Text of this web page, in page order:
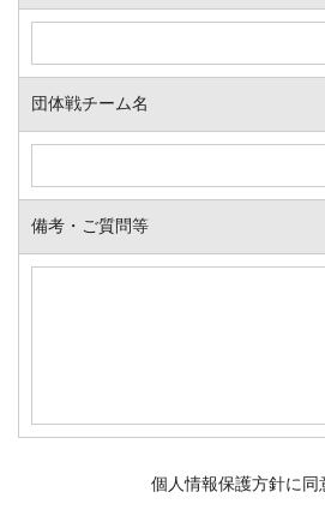
団体戦チーム名
備考・ご質問等
個人情報保護方針に同